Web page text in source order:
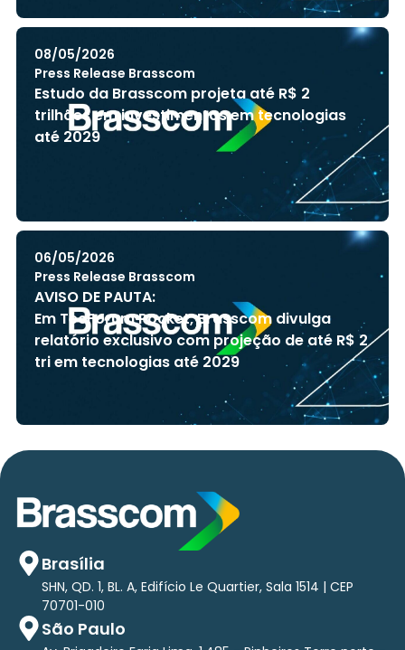
08/05/2026
Press Release Brasscom
Estudo da Brasscom projeta até R$ 2
trilhões em investimentos em tecnologias
até 2029
06/05/2026
Press Release Brasscom
AVISO DE PAUTA:
Em TecForum Pocket, Brasscom divulga
relatório exclusivo com projeção de até R$ 2
tri em tecnologias até 2029
Brasília
SHN, QD. 1, BL. A, Edifício Le Quartier, Sala 1514 | CEP
70701-010
São Paulo